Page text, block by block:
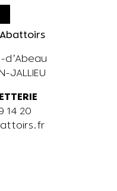
Abattoirs
d’Abeau
JALLIEU
14 20